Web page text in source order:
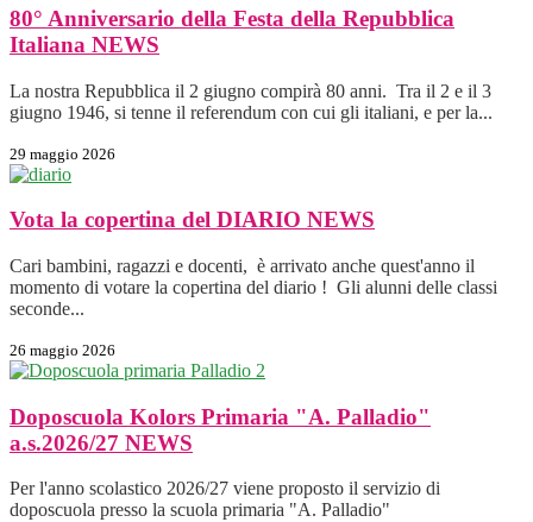
80° Anniversario della Festa della Repubblica
Italiana NEWS
La nostra Repubblica il 2 giugno compirà 80 anni. Tra il 2 e il 3
giugno 1946, si tenne il referendum con cui gli italiani, e per la...
29 maggio 2026
Vota la copertina del DIARIO NEWS
Cari bambini, ragazzi e docenti, è arrivato anche quest'anno il
momento di votare la copertina del diario ! Gli alunni delle classi
seconde...
26 maggio 2026
Doposcuola Kolors Primaria "A. Palladio"
a.s.2026/27 NEWS
Per l'anno scolastico 2026/27 viene proposto il servizio di
doposcuola presso la scuola primaria "A. Palladio"